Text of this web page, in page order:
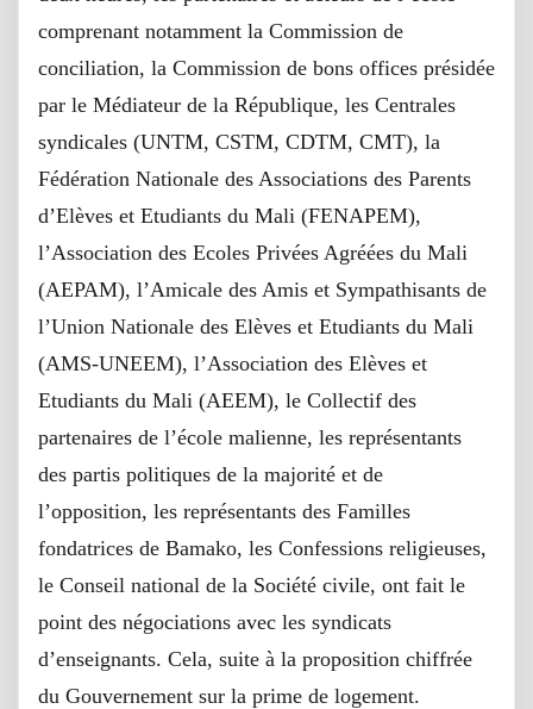
comprenant notamment la Commission de
conciliation, la Commission de bons offices présidée
par le Médiateur de la République, les Centrales
syndicales (UNTM, CSTM, CDTM, CMT), la
Fédération Nationale des Associations des Parents
d’Elèves et Etudiants du Mali (FENAPEM),
l’Association des Ecoles Privées Agréées du Mali
(AEPAM), l’Amicale des Amis et Sympathisants de
l’Union Nationale des Elèves et Etudiants du Mali
(AMS-UNEEM), l’Association des Elèves et
Etudiants du Mali (AEEM), le Collectif des
partenaires de l’école malienne, les représentants
des partis politiques de la majorité et de
l’opposition, les représentants des Familles
fondatrices de Bamako, les Confessions religieuses,
le Conseil national de la Société civile, ont fait le
point des négociations avec les syndicats
d’enseignants. Cela, suite à la proposition chiffrée
du Gouvernement sur la prime de logement.